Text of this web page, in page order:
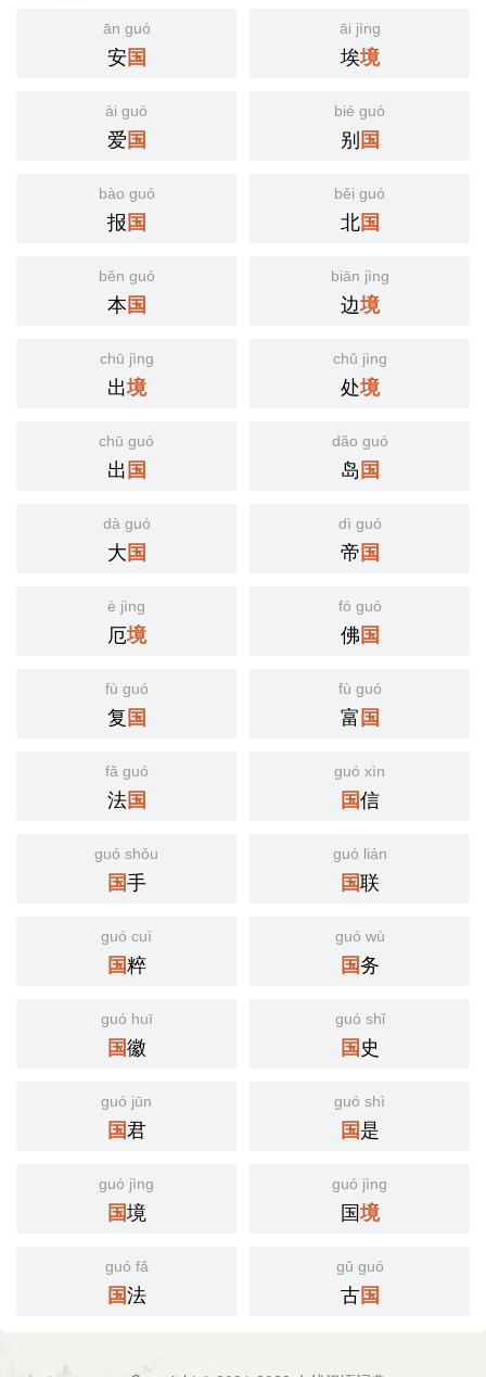
ān guó
安国
āi jìng
埃境
ài guó
爱国
bié guó
别国
bào guó
报国
běi guó
北国
běn guó
本国
biān jìng
边境
chū jìng
出境
chǔ jìng
处境
chū guó
出国
dǎo guó
岛国
dà guó
大国
dì guó
帝国
è jìng
厄境
fó guó
佛国
fù guó
复国
fù guó
富国
fǎ guó
法国
guó xìn
国信
guó shǒu
国手
guó lián
国联
guó cuì
国粹
guó wù
国务
guó huī
国徽
guó shǐ
国史
guó jūn
国君
guó shì
国是
guó jìng
国境
guó jìng
国境
guó fǎ
国法
gǔ guó
古国